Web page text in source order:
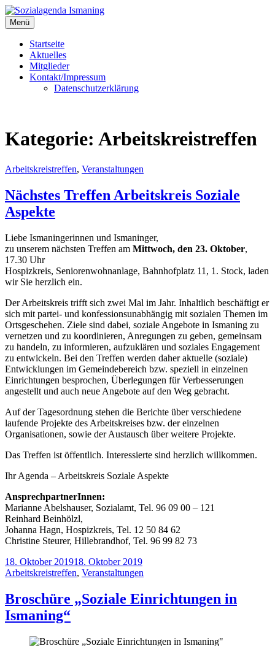
Zum
Inhalt
springen
Sozialagenda Ismaning
Agenda Soziale Aspekte Ismaning
Menü
Startseite
Aktuelles
Mitglieder
Kontakt/Impressum
Datenschutzerklärung
Kategorie: Arbeitskreistreffen
Arbeitskreistreffen, Veranstaltungen
Nächstes Treffen Arbeitskreis Soziale
Aspekte
Liebe Ismaningerinnen und Ismaninger,
zu unserem nächsten Treffen am Mittwoch, den 23. Oktober,
17.30 Uhr
Hospizkreis, Seniorenwohnanlage, Bahnhofplatz 11, 1. Stock, laden
wir Sie herzlich ein.
Der Arbeitskreis trifft sich zwei Mal im Jahr. Inhaltlich beschäftigt er
sich mit partei- und konfessionsunabhängig mit sozialen Themen im
Ortsgeschehen. Ziele sind dabei, soziale Angebote in Ismaning zu
vernetzen und zu koordinieren, Anregungen zu geben, gemeinsam
zu handeln, zu informieren, aufzuklären und soziales Engagement
zu entwickeln. Bei den Treffen werden daher aktuelle (soziale)
Entwicklungen im Gemeindebereich bzw. speziell in einzelnen
Einrichtungen besprochen, Überlegungen für Verbesserungen
angestellt und auch neue Angebote auf den Weg gebracht.
Auf der Tagesordnung stehen die Berichte über verschiedene
laufende Projekte des Arbeitskreises bzw. der einzelnen
Organisationen, sowie der Austausch über weitere Projekte.
Das Treffen ist öffentlich. Interessierte sind herzlich willkommen.
Ihr Agenda – Arbeitskreis Soziale Aspekte
AnsprechpartnerInnen:
Marianne Abelshauser, Sozialamt, Tel. 96 09 00 – 121
Reinhard Beinhölzl,
Johanna Hagn, Hospizkreis, Tel. 12 50 84 62
Christine Steurer, Hillebrandhof, Tel. 96 99 82 73
18. Oktober 201918. Oktober 2019
Arbeitskreistreffen, Veranstaltungen
Broschüre „Soziale Einrichtungen in
Ismaning“